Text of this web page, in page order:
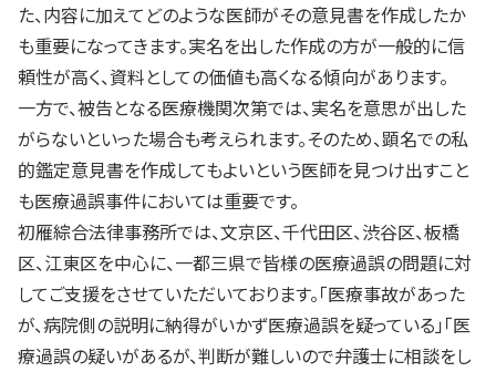
た、内容に加えてどのような医師がその意見書を作成したか
も重要になってきます。実名を出した作成の方が一般的に信
頼性が高く、資料としての価値も高くなる傾向があります。
一方で、被告となる医療機関次第では、実名を意思が出した
がらないといった場合も考えられます。そのため、顕名での私
的鑑定意見書を作成してもよいという医師を見つけ出すこと
も医療過誤事件においては重要です。
初雁綜合法律事務所では、文京区、千代田区、渋谷区、板橋
区、江東区を中心に、一都三県で皆様の医療過誤の問題に対
してご支援をさせていただいております。「医療事故があった
が、病院側の説明に納得がいかず医療過誤を疑っている」「医
療過誤の疑いがあるが、判断が難しいので弁護士に相談をし